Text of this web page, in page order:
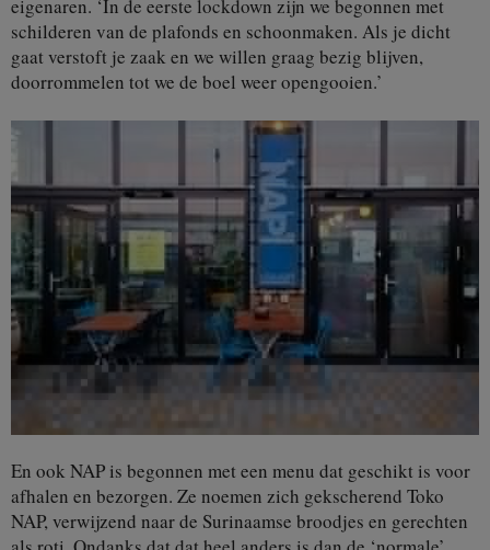
eigenaren. ‘In de eerste lockdown zijn we begonnen met
schilderen van de plafonds en schoonmaken. Als je dicht
gaat verstoft je zaak en we willen graag bezig blijven,
doorrommelen tot we de boel weer opengooien.’
En ook NAP is begonnen met een menu dat geschikt is voor
afhalen en bezorgen. Ze noemen zich gekscherend Toko
NAP, verwijzend naar de Surinaamse broodjes en gerechten